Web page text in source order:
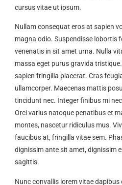
cursus vitae ut ipsum.
Nullam consequat eros at sapien
magna odio. Suspendisse lobortis
venenatis in sit amet urna. Nulla
massa eget purus gravida
sapien fringilla placerat. Cras
ullamcorper. Maecenas mattis
tincidunt nec. Integer finibus mi
Orci varius natoque penatibus et
montes, nascetur ridiculus mus.
faucibus at, fringilla vitae sem.
dignissim ante sit amet, dignissim
sagittis.
Nunc convallis lorem vitae dapibus